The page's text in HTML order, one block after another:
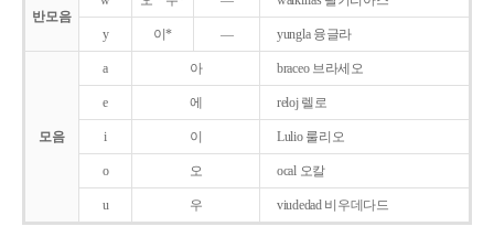
반모음
y 이* ― yungla 융글라
모음
a 아 braceo 브라세오
e 에 reloj 렐로
i 이 Lulio 룰리오
o 오 ocal 오칼
u 우 viudedad 비우데다드